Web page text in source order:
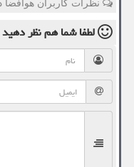
نظرات کاربران
لطفا شما همنظر دهید